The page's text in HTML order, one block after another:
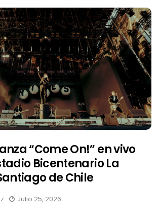
“Come On!” en vivo
Bicentenario La
de Chile
Julio 25, 2026